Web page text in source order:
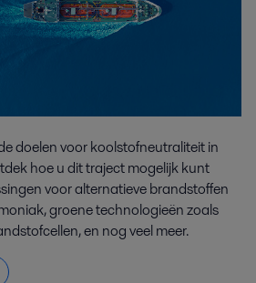
doelen voor koolstofneutraliteit in
hoe u dit traject mogelijk kunt
voor alternatieve brandstoffen
groene technologieën zoals
en nog veel meer.